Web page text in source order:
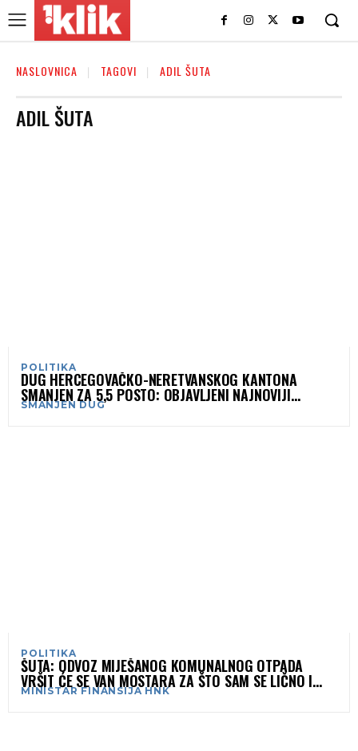
NASLOVNICA TAGOVI ADIL ŠUTA
ADIL ŠUTA
POLITIKA
DUG HERCEGOVAČKO-NERETVANSKOG KANTONA
SMANJEN ZA 5,5 POSTO: OBJAVLJENI NAJNOVIJI
PODACI MINISTARSTVA FINANSIJA
SMANJEN DUG
POLITIKA
ŠUTA: ODVOZ MIJEŠANOG KOMUNALNOG OTPADA
VRŠIT ĆE SE VAN MOSTARA ZA ŠTO SAM SE LIČNO I
ZALAGAO I DOGOVARAO!
MINISTAR FINANSIJA HNK